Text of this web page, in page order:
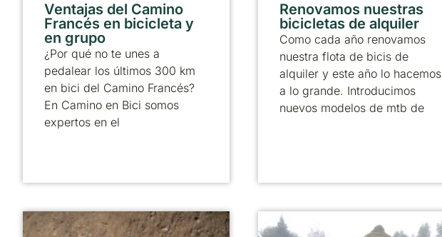
Ventajas del Camino
Francés en bicicleta y
en grupo
¿Por qué no te unes a
pedalear los últimos 300 km
en bici del Camino Francés?
En Camino en Bici somos
expertos en el
Renovamos nuestras
bicicletas de alquiler
Como cada año renovamos
nuestra flota de bicis de
alquiler y este año lo hacemos
a lo grande. Introducimos
nuevos modelos de mtb de